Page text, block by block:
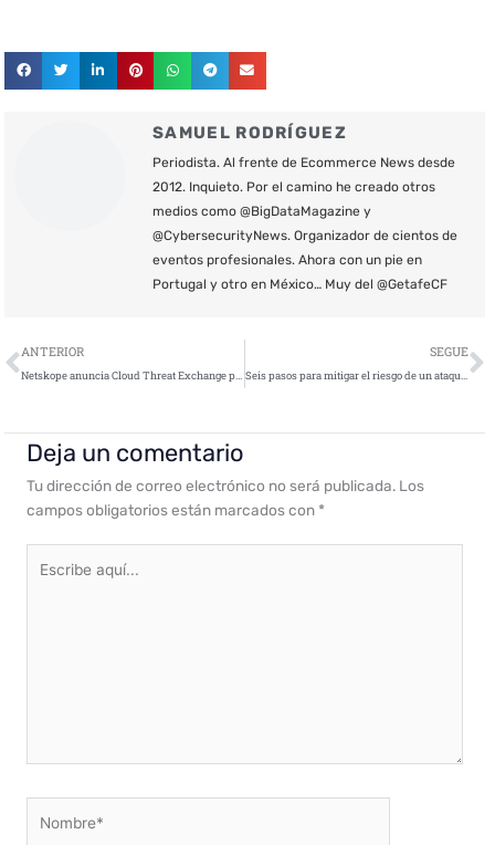
SAMUEL RODRÍGUEZ
Periodista. Al frente de Ecommerce News desde
2012. Inquieto. Por el camino he creado otros
medios como @BigDataMagazine y
@CybersecurityNews. Organizador de cientos de
eventos profesionales. Ahora con un pie en
Portugal y otro en México… Muy del @GetafeCF
Ant
ANTERIOR
Netskope anuncia Cloud Threat Exchange para impulsar el intercambio de información sobre amenazas cloud
SEGUE
Seis pasos para mitigar el riesgo de un ataque de ingeniería social
Deja un comentario
Tu dirección de correo electrónico no será publicada. Los
campos obligatorios están marcados con *
aquí...